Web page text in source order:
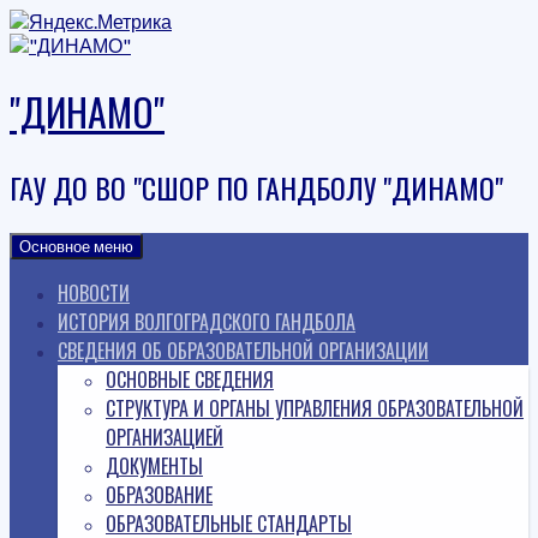
Наверх
"ДИНАМО"
ГАУ ДО ВО "СШОР ПО ГАНДБОЛУ "ДИНАМО"
Основное меню
НОВОСТИ
ИСТОРИЯ ВОЛГОГРАДСКОГО ГАНДБОЛА
СВЕДЕНИЯ ОБ ОБРАЗОВАТЕЛЬНОЙ ОРГАНИЗАЦИИ
ОСНОВНЫЕ СВЕДЕНИЯ
СТРУКТУРА И ОРГАНЫ УПРАВЛЕНИЯ ОБРАЗОВАТЕЛЬНОЙ
ОРГАНИЗАЦИЕЙ
ДОКУМЕНТЫ
ОБРАЗОВАНИЕ
ОБРАЗОВАТЕЛЬНЫЕ СТАНДАРТЫ